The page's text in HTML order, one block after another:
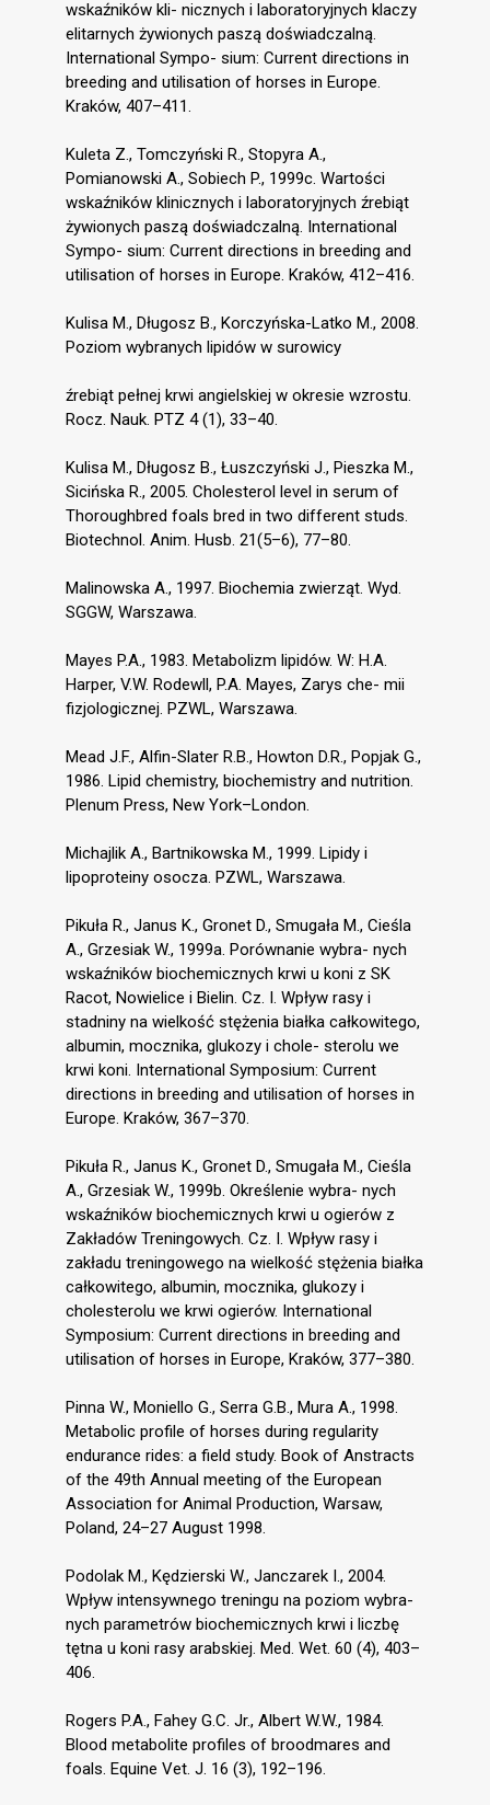
wskaźników kli- nicznych i laboratoryjnych klaczy
elitarnych żywionych paszą doświadczalną.
International Sympo- sium: Current directions in
breeding and utilisation of horses in Europe.
Kraków, 407–411.
Kuleta Z., Tomczyński R., Stopyra A.,
Pomianowski A., Sobiech P., 1999c. Wartości
wskaźników klinicznych i laboratoryjnych źrebiąt
żywionych paszą doświadczalną. International
Sympo- sium: Current directions in breeding and
utilisation of horses in Europe. Kraków, 412–416.
Kulisa M., Długosz B., Korczyńska-Latko M., 2008.
Poziom wybranych lipidów w surowicy
źrebiąt pełnej krwi angielskiej w okresie wzrostu.
Rocz. Nauk. PTZ 4 (1), 33–40.
Kulisa M., Długosz B., Łuszczyński J., Pieszka M.,
Sicińska R., 2005. Cholesterol level in serum of
Thoroughbred foals bred in two different studs.
Biotechnol. Anim. Husb. 21(5–6), 77–80.
Malinowska A., 1997. Biochemia zwierząt. Wyd.
SGGW, Warszawa.
Mayes P.A., 1983. Metabolizm lipidów. W: H.A.
Harper, V.W. Rodewll, P.A. Mayes, Zarys che- mii
fizjologicznej. PZWL, Warszawa.
Mead J.F., Alfin-Slater R.B., Howton D.R., Popjak G.,
1986. Lipid chemistry, biochemistry and nutrition.
Plenum Press, New York–London.
Michajlik A., Bartnikowska M., 1999. Lipidy i
lipoproteiny osocza. PZWL, Warszawa.
Pikuła R., Janus K., Gronet D., Smugała M., Cieśla
A., Grzesiak W., 1999a. Porównanie wybra- nych
wskaźników biochemicznych krwi u koni z SK
Racot, Nowielice i Bielin. Cz. I. Wpływ rasy i
stadniny na wielkość stężenia białka całkowitego,
albumin, mocznika, glukozy i chole- sterolu we
krwi koni. International Symposium: Current
directions in breeding and utilisation of horses in
Europe. Kraków, 367–370.
Pikuła R., Janus K., Gronet D., Smugała M., Cieśla
A., Grzesiak W., 1999b. Określenie wybra- nych
wskaźników biochemicznych krwi u ogierów z
Zakładów Treningowych. Cz. I. Wpływ rasy i
zakładu treningowego na wielkość stężenia białka
całkowitego, albumin, mocznika, glukozy i
cholesterolu we krwi ogierów. International
Symposium: Current directions in breeding and
utilisation of horses in Europe, Kraków, 377–380.
Pinna W., Moniello G., Serra G.B., Mura A., 1998.
Metabolic profile of horses during regularity
endurance rides: a field study. Book of Anstracts
of the 49th Annual meeting of the European
Association for Animal Production, Warsaw,
Poland, 24–27 August 1998.
Podolak M., Kędzierski W., Janczarek I., 2004.
Wpływ intensywnego treningu na poziom wybra-
nych parametrów biochemicznych krwi i liczbę
tętna u koni rasy arabskiej. Med. Wet. 60 (4), 403–
406.
Rogers P.A., Fahey G.C. Jr., Albert W.W., 1984.
Blood metabolite profiles of broodmares and
foals. Equine Vet. J. 16 (3), 192–196.